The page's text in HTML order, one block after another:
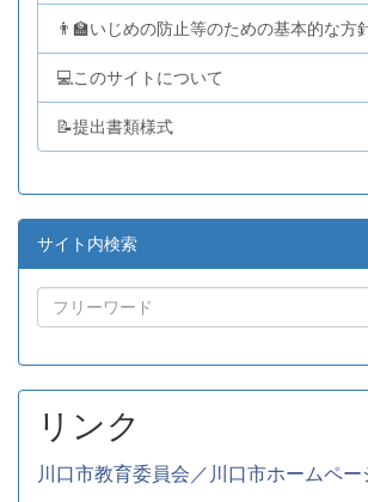
👨‍🏫いじめの防止等のための基本的な方
💻このサイトについて
📝提出書類様式
サイト内検索
リンク
川口市教育委員会／川口市ホームペー